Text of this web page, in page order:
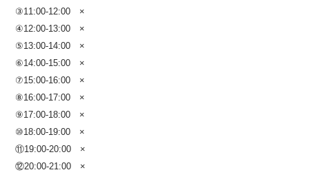
③11:00-12:00 ×
④12:00-13:00 ×
⑤13:00-14:00 ×
⑥14:00-15:00 ×
⑦15:00-16:00 ×
⑧16:00-17:00 ×
⑨17:00-18:00 ×
⑩18:00-19:00 ×
⑪19:00-20:00 ×
⑫20:00-21:00 ×